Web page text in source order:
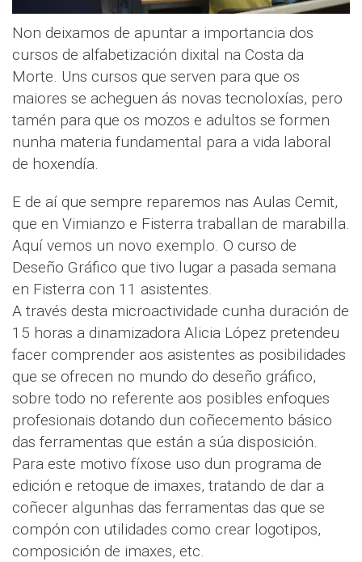
Non deixamos de apuntar a importancia dos
cursos de alfabetización dixital na Costa da
Morte. Uns cursos que serven para que os
maiores se acheguen ás novas tecnoloxías, pero
tamén para que os mozos e adultos se formen
nunha materia fundamental para a vida laboral
de hoxendía.
E de aí que sempre reparemos nas Aulas Cemit,
que en Vimianzo e Fisterra traballan de marabilla.
Aquí vemos un novo exemplo. O curso de
Deseño Gráfico que tivo lugar a pasada semana
en Fisterra con 11 asistentes.
A través desta microactividade cunha duración de
15 horas a dinamizadora Alicia López pretendeu
facer comprender aos asistentes as posibilidades
que se ofrecen no mundo do deseño gráfico,
sobre todo no referente aos posibles enfoques
profesionais dotando dun coñecemento básico
das ferramentas que están a súa disposición.
Para este motivo fíxose uso dun programa de
edición e retoque de imaxes, tratando de dar a
coñecer algunhas das ferramentas das que se
compón con utilidades como crear logotipos,
composición de imaxes, etc.